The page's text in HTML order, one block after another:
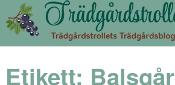
Etikett: